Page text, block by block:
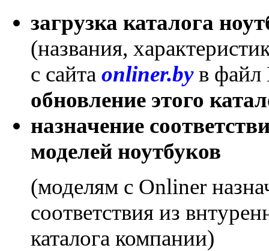
загрузка каталога
(названия,
с сайта onliner.byв файл
обновление этого
назначение
моделей ноутбуков
(моделям с Onliner
соответствия из
каталога компании)